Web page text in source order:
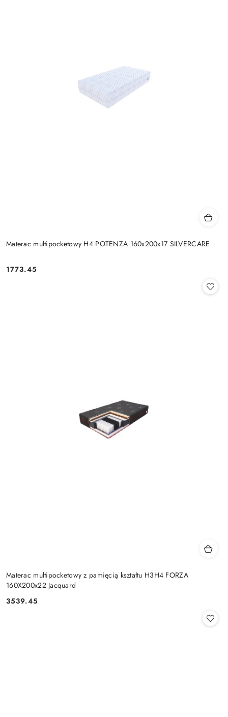
Materac multipocketowy H4 POTENZA 160x200x17 SILVERCARE
Cena:
1773.45
Materac multipocketowy z pamięcią kształtu H3H4 FORZA
160X200x22 Jacquard
Cena:
3539.45